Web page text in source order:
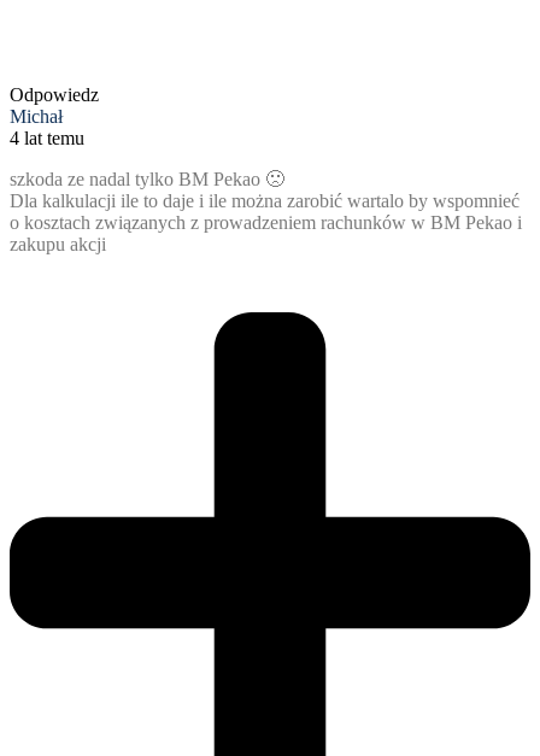
Odpowiedz
Michał
4 lat temu
szkoda ze nadal tylko BM Pekao 🙁
Dla kalkulacji ile to daje i ile można zarobić wartalo by wspomnieć
o kosztach związanych z prowadzeniem rachunków w BM Pekao i
zakupu akcji